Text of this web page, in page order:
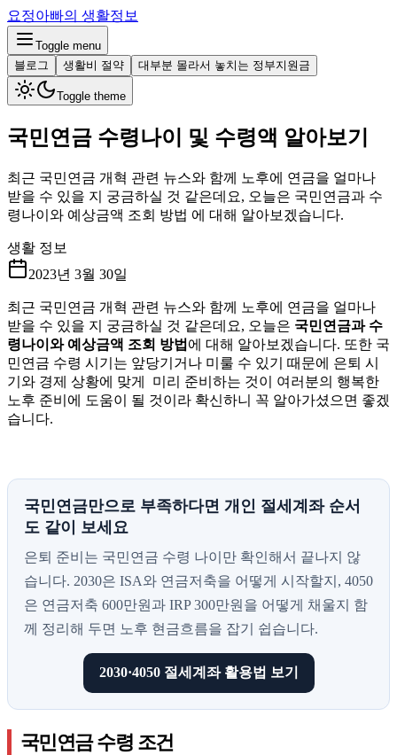
요정아빠의 생활정보
Toggle menu
블로그
생활비 절약 대부분 몰라서 놓치는 정부지원금
Toggle theme
국민연금 수령나이 및 수령액 알아보기
최근 국민연금 개혁 관련 뉴스와 함께 노후에 연금을 얼마나
받을 수 있을 지 궁금하실 것 같은데요, 오늘은 국민연금과 수
령나이와 예상금액 조회 방법 에 대해 알아보겠습니다.
생활 정보
2023년 3월 30일
최근 국민연금 개혁 관련 뉴스와 함께 노후에 연금을 얼마나
받을 수 있을 지 궁금하실 것 같은데요, 오늘은 국민연금과 수
령나이와 예상금액 조회 방법 에 대해 알아보겠습니다. 또한 국
민연금 수령 시기는 앞당기거나 미룰 수 있기 때문에 은퇴 시
기와 경제 상황에 맞게 미리 준비하는 것이 여러분의 행복한
노후 준비에 도움이 될 것이라 확신하니 꼭 알아가셨으면 좋겠
습니다.
국민연금만으로 부족하다면 개인 절세계좌 순서
도 같이 보세요
은퇴 준비는 국민연금 수령 나이만 확인해서 끝나지 않
습니다. 2030은 ISA와 연금저축을 어떻게 시작할지, 4050
은 연금저축 600만원과 IRP 300만원을 어떻게 채울지 함
께 정리해 두면 노후 현금흐름을 잡기 쉽습니다.
2030·4050 절세계좌 활용법 보기
국민연금 수령 조건